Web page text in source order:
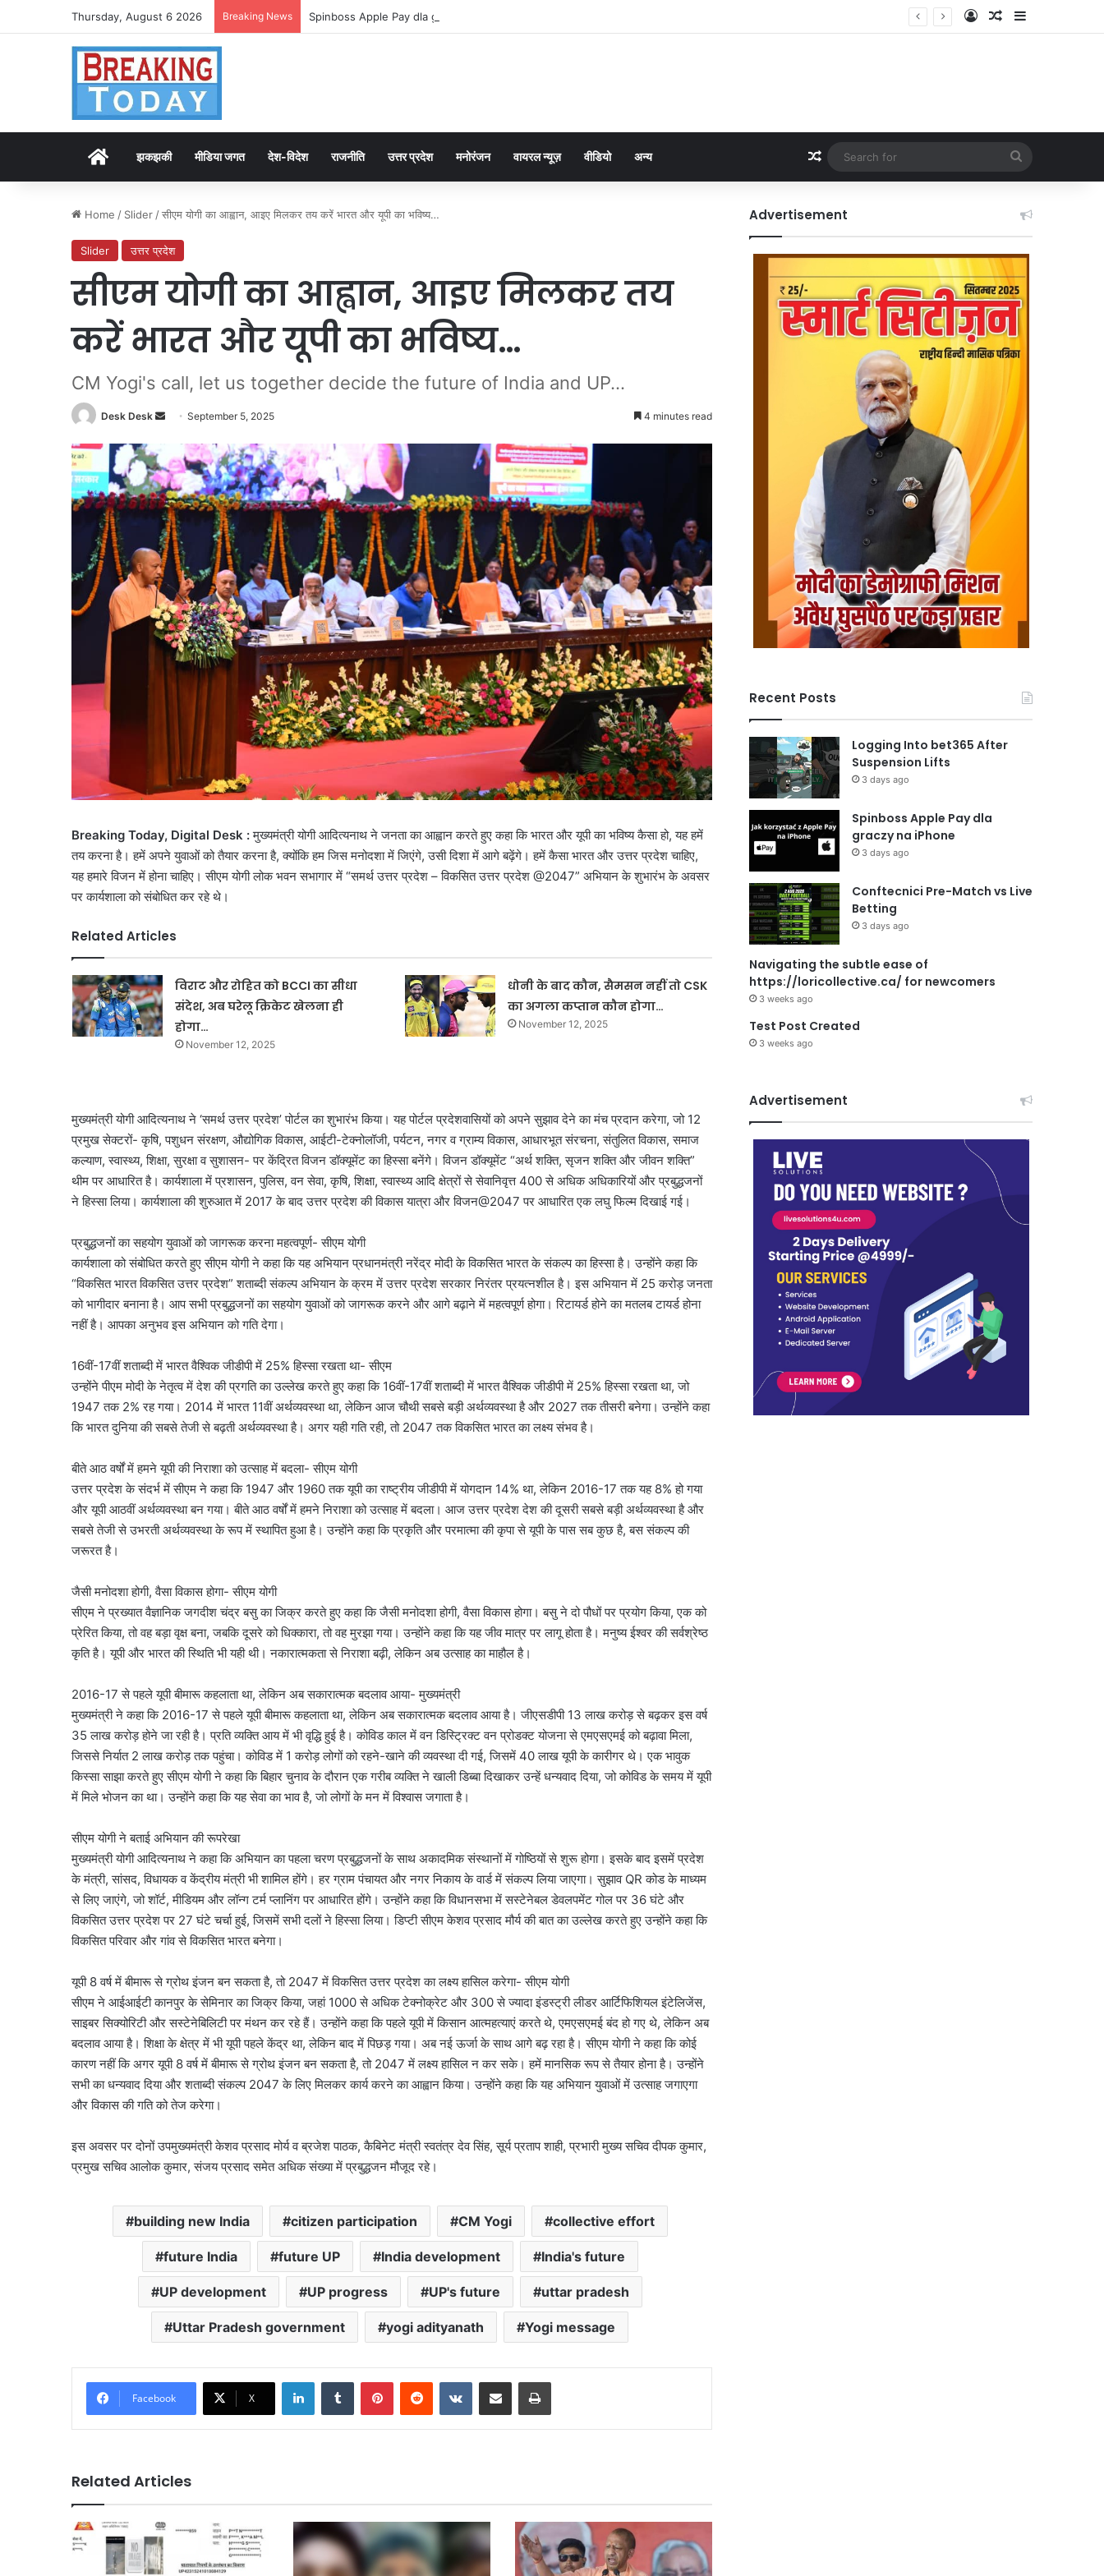
Thursday, August 6 2026 Breaking News Spinboss Apple Pay dla graczy na iPhone Log InRandom Article
Sidebar
Homeझकझकी मीडिया जगत देश-विदेश राजनीति उत्तर प्रदेश मनोरंजन वायरल न्यूज़ वीडियो अन्य Random Article
for
Home / Slider /सीएम योगी का आह्वान, आइए मिलकर तय करें भारत और यूपी का भविष्य…
Slider उत्तर प्रदेश
सीएम योगी का आह्वान, आइए मिलकर तय
करें भारत और यूपी का भविष्य…
CM Yogi's call, let us together decide the future of India and UP...
Desk Desk
Send
email
September 5, 2025 4 minutes read
Breaking Today, Digital Desk :मुख्यमंत्री योगी आदित्यनाथ ने जनता का आह्वान करते हुए कहा कि भारत और यूपी का भविष्य कैसा हो, यह हमें
तय करना है। हमें अपने युवाओं को तैयार करना है, क्योंकि हम जिस मनोदशा में जिएंगे, उसी दिशा में आगे बढ़ेंगे। हमें कैसा भारत और उत्तर प्रदेश चाहिए,
यह हमारे विजन में होना चाहिए। सीएम योगी लोक भवन सभागार में “समर्थ उत्तर प्रदेश – विकसित उत्तर प्रदेश @2047” अभियान के शुभारंभ के अवसर
पर कार्यशाला को संबोधित कर रहे थे।
Related Articles
विराट और रोहित को BCCI का सीधा
संदेश, अब घरेलू क्रिकेट खेलना ही
होगा…
November 12, 2025
धोनी के बाद कौन, सैमसन नहीं तो CSK
का अगला कप्तान कौन होगा…
November 12, 2025
मुख्यमंत्री योगी आदित्यनाथ ने ‘समर्थ उत्तर प्रदेश’ पोर्टल का शुभारंभ किया। यह पोर्टल प्रदेशवासियों को अपने सुझाव देने का मंच प्रदान करेगा, जो 12
प्रमुख सेक्टरों- कृषि, पशुधन संरक्षण, औद्योगिक विकास, आईटी-टेक्नोलॉजी, पर्यटन, नगर व ग्राम्य विकास, आधारभूत संरचना, संतुलित विकास, समाज
कल्याण, स्वास्थ्य, शिक्षा, सुरक्षा व सुशासन- पर केंद्रित विजन डॉक्यूमेंट का हिस्सा बनेंगे। विजन डॉक्यूमेंट “अर्थ शक्ति, सृजन शक्ति और जीवन शक्ति”
थीम पर आधारित है। कार्यशाला में प्रशासन, पुलिस, वन सेवा, कृषि, शिक्षा, स्वास्थ्य आदि क्षेत्रों से सेवानिवृत्त 400 से अधिक अधिकारियों और प्रबुद्धजनों
ने हिस्सा लिया। कार्यशाला की शुरुआत में 2017 के बाद उत्तर प्रदेश की विकास यात्रा और विजन@2047 पर आधारित एक लघु फिल्म दिखाई गई।
प्रबुद्धजनों का सहयोग युवाओं को जागरूक करना महत्वपूर्ण- सीएम योगी
कार्यशाला को संबोधित करते हुए सीएम योगी ने कहा कि यह अभियान प्रधानमंत्री नरेंद्र मोदी के विकसित भारत के संकल्प का हिस्सा है। उन्होंने कहा कि
“विकसित भारत विकसित उत्तर प्रदेश” शताब्दी संकल्प अभियान के क्रम में उत्तर प्रदेश सरकार निरंतर प्रयत्नशील है। इस अभियान में 25 करोड़ जनता
को भागीदार बनाना है। आप सभी प्रबुद्धजनों का सहयोग युवाओं को जागरूक करने और आगे बढ़ाने में महत्वपूर्ण होगा। रिटायर्ड होने का मतलब टायर्ड होना
नहीं है। आपका अनुभव इस अभियान को गति देगा।
16वीं-17वीं शताब्दी में भारत वैश्विक जीडीपी में 25% हिस्सा रखता था- सीएम
उन्होंने पीएम मोदी के नेतृत्व में देश की प्रगति का उल्लेख करते हुए कहा कि 16वीं-17वीं शताब्दी में भारत वैश्विक जीडीपी में 25% हिस्सा रखता था, जो
1947 तक 2% रह गया। 2014 में भारत 11वीं अर्थव्यवस्था था, लेकिन आज चौथी सबसे बड़ी अर्थव्यवस्था है और 2027 तक तीसरी बनेगा। उन्होंने कहा
कि भारत दुनिया की सबसे तेजी से बढ़ती अर्थव्यवस्था है। अगर यही गति रही, तो 2047 तक विकसित भारत का लक्ष्य संभव है।
बीते आठ वर्षों में हमने यूपी की निराशा को उत्साह में बदला- सीएम योगी
उत्तर प्रदेश के संदर्भ में सीएम ने कहा कि 1947 और 1960 तक यूपी का राष्ट्रीय जीडीपी में योगदान 14% था, लेकिन 2016-17 तक यह 8% हो गया
और यूपी आठवीं अर्थव्यवस्था बन गया। बीते आठ वर्षों में हमने निराशा को उत्साह में बदला। आज उत्तर प्रदेश देश की दूसरी सबसे बड़ी अर्थव्यवस्था है और
सबसे तेजी से उभरती अर्थव्यवस्था के रूप में स्थापित हुआ है। उन्होंने कहा कि प्रकृति और परमात्मा की कृपा से यूपी के पास सब कुछ है, बस संकल्प की
जरूरत है।
जैसी मनोदशा होगी, वैसा विकास होगा- सीएम योगी
सीएम ने प्रख्यात वैज्ञानिक जगदीश चंद्र बसु का जिक्र करते हुए कहा कि जैसी मनोदशा होगी, वैसा विकास होगा। बसु ने दो पौधों पर प्रयोग किया, एक को
प्रेरित किया, तो वह बड़ा वृक्ष बना, जबकि दूसरे को धिक्कारा, तो वह मुरझा गया। उन्होंने कहा कि यह जीव मात्र पर लागू होता है। मनुष्य ईश्वर की सर्वश्रेष्ठ
कृति है। यूपी और भारत की स्थिति भी यही थी। नकारात्मकता से निराशा बढ़ी, लेकिन अब उत्साह का माहौल है।
2016-17 से पहले यूपी बीमारू कहलाता था, लेकिन अब सकारात्मक बदलाव आया- मुख्यमंत्री
मुख्यमंत्री ने कहा कि 2016-17 से पहले यूपी बीमारू कहलाता था, लेकिन अब सकारात्मक बदलाव आया है। जीएसडीपी 13 लाख करोड़ से बढ़कर इस वर्ष
35 लाख करोड़ होने जा रही है। प्रति व्यक्ति आय में भी वृद्धि हुई है। कोविड काल में वन डिस्ट्रिक्ट वन प्रोडक्ट योजना से एमएसएमई को बढ़ावा मिला,
जिससे निर्यात 2 लाख करोड़ तक पहुंचा। कोविड में 1 करोड़ लोगों को रहने-खाने की व्यवस्था दी गई, जिसमें 40 लाख यूपी के कारीगर थे। एक भावुक
किस्सा साझा करते हुए सीएम योगी ने कहा कि बिहार चुनाव के दौरान एक गरीब व्यक्ति ने खाली डिब्बा दिखाकर उन्हें धन्यवाद दिया, जो कोविड के समय में यूपी
में मिले भोजन का था। उन्होंने कहा कि यह सेवा का भाव है, जो लोगों के मन में विश्वास जगाता है।
सीएम योगी ने बताई अभियान की रूपरेखा
मुख्यमंत्री योगी आदित्यनाथ ने कहा कि अभियान का पहला चरण प्रबुद्धजनों के साथ अकादमिक संस्थानों में गोष्ठियों से शुरू होगा। इसके बाद इसमें प्रदेश
के मंत्री, सांसद, विधायक व केंद्रीय मंत्री भी शामिल होंगे। हर ग्राम पंचायत और नगर निकाय के वार्ड में संकल्प लिया जाएगा। सुझाव QR कोड के माध्यम
से लिए जाएंगे, जो शॉर्ट, मीडियम और लॉन्ग टर्म प्लानिंग पर आधारित होंगे। उन्होंने कहा कि विधानसभा में सस्टेनेबल डेवलपमेंट गोल पर 36 घंटे और
विकसित उत्तर प्रदेश पर 27 घंटे चर्चा हुई, जिसमें सभी दलों ने हिस्सा लिया। डिप्टी सीएम केशव प्रसाद मौर्य की बात का उल्लेख करते हुए उन्होंने कहा कि
विकसित परिवार और गांव से विकसित भारत बनेगा।
यूपी 8 वर्ष में बीमारू से ग्रोथ इंजन बन सकता है, तो 2047 में विकसित उत्तर प्रदेश का लक्ष्य हासिल करेगा- सीएम योगी
सीएम ने आईआईटी कानपुर के सेमिनार का जिक्र किया, जहां 1000 से अधिक टेक्नोक्रेट और 300 से ज्यादा इंडस्ट्री लीडर आर्टिफिशियल इंटेलिजेंस,
साइबर सिक्योरिटी और सस्टेनेबिलिटी पर मंथन कर रहे हैं। उन्होंने कहा कि पहले यूपी में किसान आत्महत्याएं करते थे, एमएसएमई बंद हो गए थे, लेकिन अब
बदलाव आया है। शिक्षा के क्षेत्र में भी यूपी पहले केंद्र था, लेकिन बाद में पिछड़ गया। अब नई ऊर्जा के साथ आगे बढ़ रहा है। सीएम योगी ने कहा कि कोई
कारण नहीं कि अगर यूपी 8 वर्ष में बीमारू से ग्रोथ इंजन बन सकता है, तो 2047 में लक्ष्य हासिल न कर सके। हमें मानसिक रूप से तैयार होना है। उन्होंने
सभी का धन्यवाद दिया और शताब्दी संकल्प 2047 के लिए मिलकर कार्य करने का आह्वान किया। उन्होंने कहा कि यह अभियान युवाओं में उत्साह जगाएगा
और विकास की गति को तेज करेगा।
इस अवसर पर दोनों उपमुख्यमंत्री केशव प्रसाद मोर्य व ब्रजेश पाठक, कैबिनेट मंत्री स्वतंत्र देव सिंह, सूर्य प्रताप शाही, प्रभारी मुख्य सचिव दीपक कुमार,
प्रमुख सचिव आलोक कुमार, संजय प्रसाद समेत अधिक संख्या में प्रबुद्धजन मौजूद रहे।
building new India citizen participation CM Yogi collective effort
future India future UP India development India's future
UP development UP progress UP's future uttar pradesh
Uttar Pradesh government yogi adityanath Yogi message
Facebook X
LinkedInTumblr PinterestReddit VKontakteShare via Email Print
Related Articles
Advertisement
Recent Posts
Logging Into bet365 After
Suspension Lifts
3 days ago
Spinboss Apple Pay dla
graczy na iPhone
3 days ago
Conftecnici Pre-Match vs Live
Betting
3 days ago
Navigating the subtle ease of
https://loricollective.ca/ for newcomers
3 weeks ago
Test Post Created
3 weeks ago
Advertisement